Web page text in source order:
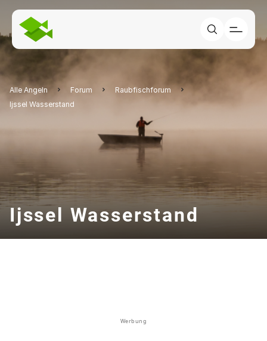
Alle Angeln Forum
Raubfischforum
Ijssel Wasserstand
Ijssel Wasserstand
Werbung